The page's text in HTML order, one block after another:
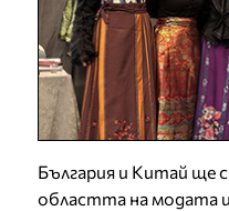
България и Китай ще
областта на модата